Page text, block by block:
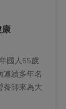
國人65歲
連續多年名
養師來為大